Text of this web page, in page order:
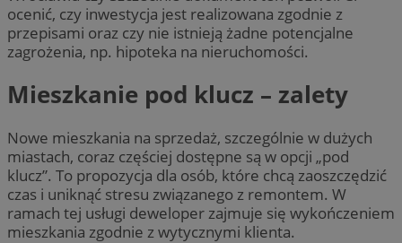
ocenić, czy inwestycja jest realizowana zgodnie z
przepisami oraz czy nie istnieją żadne potencjalne
zagrożenia, np. hipoteka na nieruchomości.
Mieszkanie pod klucz – zalety
Nowe mieszkania na sprzedaż, szczególnie w dużych
miastach, coraz częściej dostępne są w opcji „pod
klucz”. To propozycja dla osób, które chcą zaoszczędzić
czas i uniknąć stresu związanego z remontem. W
ramach tej usługi deweloper zajmuje się wykończeniem
mieszkania zgodnie z wytycznymi klienta.